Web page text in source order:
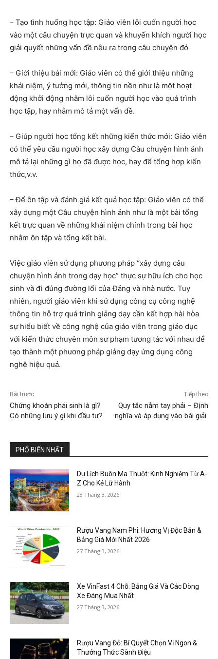
– Tạo tình huống học tập: Giáo viên lôi cuốn người học
vào một câu chuyện trực quan và khuyến khích người học
giải quyết những vấn đề nêu ra trong câu chuyện đó
– Giới thiệu bài mới: Giáo viên có thể giới thiệu những
khái niệm, ý tưởng mới, thông tin nền như là một hoạt
động khởi động nhằm lôi cuốn người học vào quá trình
học tập, hay nhằm mô tả một vấn đề.
– Giúp người học tổng kết những kiến thức mới: Giáo viên
có thể yêu cầu người học xây dựng Câu chuyện hình ảnh
mô tả lại những gì họ đã được học, hay để tổng hợp kiến
thức,v.v.
– Để ôn tập và đánh giá kết quả học tập: Giáo viên có thể
xây dựng một Câu chuyện hình ảnh như là một bài tổng
kết trực quan về những khái niệm chính trong bài học
nhằm ôn tập và tổng kết bài.
Việc giáo viên sử dụng phương pháp “xây dựng câu
chuyện hình ảnh trong dạy học” thực sự hữu ích cho học
sinh và đi đúng đường lối của Đảng và nhà nước. Tuy
nhiên, người giáo viên khi sử dụng công cụ công nghệ
thông tin hỗ trợ quá trình giảng dạy cần kết hợp hài hòa
sự hiểu biết về công nghệ của giáo viên trong giáo dục
với kiến thức chuyên môn sư phạm tương tác với nhau để
tạo thành một phương pháp giảng dạy ứng dụng công
nghệ hiệu quả.
Bài trước
Chứng khoán phái sinh là gì?
Có những lưu ý gì khi đầu tư?
Tiếp theo
Quy tắc nắm tay phải – Định
nghĩa và áp dụng vào bài giải
PHỔ BIẾN NHẤT
Du Lịch Buôn Ma Thuột: Kinh Nghiệm Từ A-
Z Cho Kẻ Lữ Hành
28 Tháng 3, 2026
Rượu Vang Nam Phi: Hương Vị Độc Bản &
Bảng Giá Mới Nhất 2026
27 Tháng 3, 2026
Xe VinFast 4 Chỗ: Bảng Giá Và Các Dòng
Xe Đáng Mua Nhất
27 Tháng 3, 2026
Rượu Vang Đỏ: Bí Quyết Chọn Vị Ngon &
Thưởng Thức Sành Điệu